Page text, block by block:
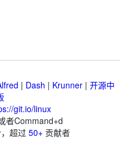
| Dash | Krunner | 开源中
git.io/linux
者Command+d
超过 50+ 贡献者